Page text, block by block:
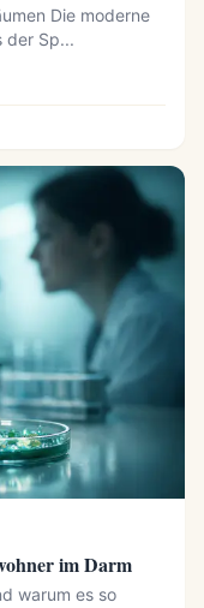
Die moderne
der Sp...
im Darm
warum es so